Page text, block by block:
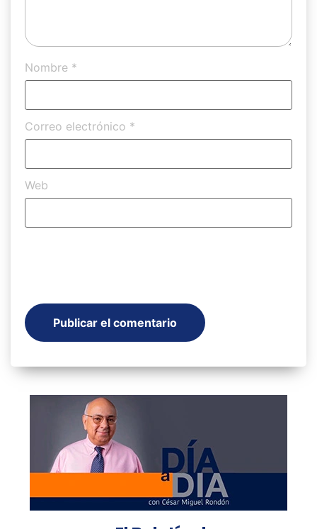
Nombre *
Correo electrónico *
Web